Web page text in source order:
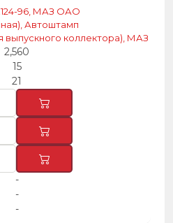
96, МАЗ ОАО
Автоштамп
выпускного коллектора), МАЗ
2,560
15
21
-
-
-